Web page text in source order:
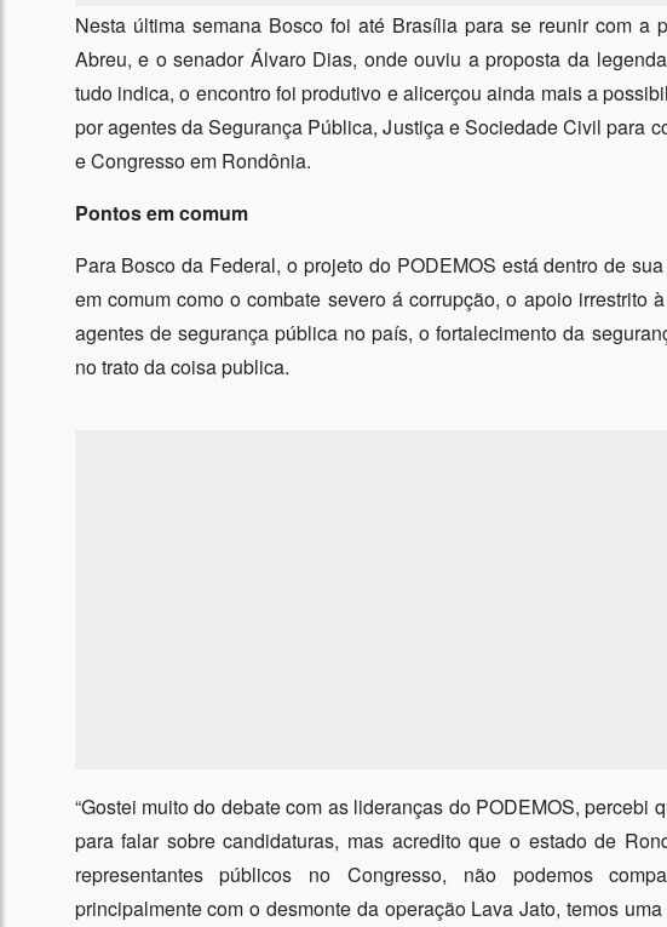
Nesta última semana Bosco foi até Brasília para se reunir com a
Abreu, e o senador Álvaro Dias, onde ouviu a proposta da
tudo indica, o encontro foi produtivo e alicerçou ainda mais a
por agentes da Segurança Pública, Justiça e Sociedade Civil para
e Congresso em Rondônia.
Pontos em comum
Para Bosco da Federal, o projeto do PODEMOS está dentro de
em comum como o combate severo á corrupção, o apoio irrestrito
agentes de segurança pública no país, o fortalecimento da
no trato da coisa publica.
“Gostei muito do debate com as lideranças do PODEMOS, percebi
para falar sobre candidaturas, mas acredito que o estado de
representantes públicos no Congresso, não podemos
principalmente com o desmonte da operação Lava Jato, temos